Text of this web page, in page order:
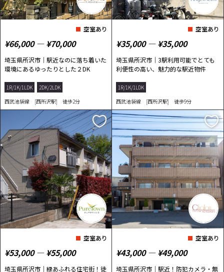
空室あり
¥66,000 ― ¥70,000
埼玉県所沢市｜駅近なのに落ち着いた
環境にあるゆったりとした２DK
1R/1K/1LDK
2DK/2LDK
西武池袋線 [西所沢駅] 徒歩2分
空室あり
¥35,000 ― ¥35,000
埼玉県所沢市｜3駅利用可能でとても
利便性の高い、魅力的な駅近物件
1R/1K/1LDK
西武池袋線 [西所沢駅] 徒歩9分
空室あり
¥53,000 ― ¥55,000
埼玉県所沢市｜緑あふれる住宅街！徒
空室あり
¥43,000 ― ¥49,000
埼玉県所沢市｜駅近！防犯カメラ・無